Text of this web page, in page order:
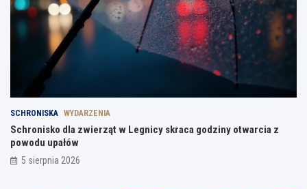
SCHRONISKA WYDARZENIA
Schronisko dla zwierząt w Legnicy skraca godziny otwarcia z
powodu upałów
5 sierpnia 2026